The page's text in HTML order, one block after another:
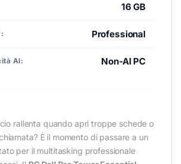
16 GB
Professional
AI: Non-AI PC
rallenta quando apri troppe schede o
È il momento di passare a un
per il multitasking professionale